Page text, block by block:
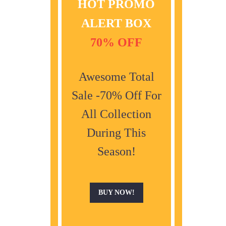
HOT PROMO
ALERT BOX
70% OFF
Awesome Total
Sale -70% Off For
All Collection
During This
Season!
BUY NOW!